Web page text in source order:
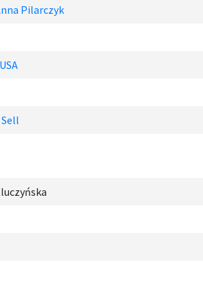
Pilarczyk